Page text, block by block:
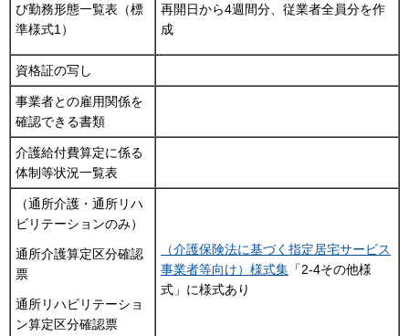
び勤務形態一覧表（標
準様式1）
再開日から4週間分、従業者全員分を作
成
資格証の写し
事業者との雇用関係を
確認できる書類
介護給付費算定に係る
体制等状況一覧表
（通所介護・通所リハ
ビリテーションのみ）
通所介護算定区分確認
票
通所リハビリテーショ
ン算定区分確認票
（介護保険法に基づく指定居宅サービス
事業者等向け）様式集 「2-4その他様
式」に様式あり